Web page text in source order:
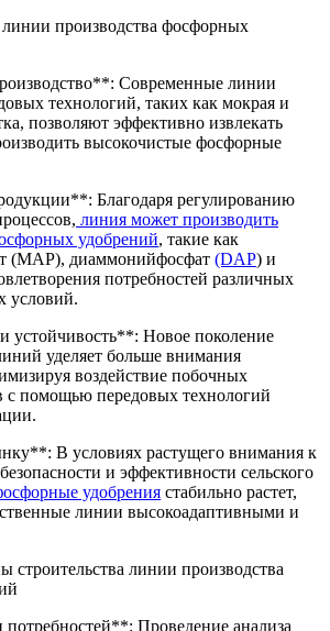
производства фосфорных
Современные линии
технологий, таких как мокрая и
позволяют эффективно извлекать
высокочистые фосфорные
Благодаря регулированию
линия может производить
удобрений, такие как
(MAP), диаммонийфосфат (DAP) и
потребностей различных
условий.
устойчивость**: Новое поколение
уделяет больше внимания
воздействие побочных
с помощью передовых технологий
В условиях растущего внимания к
и эффективности сельского
удобрения стабильно растет,
линии высокоадаптивными и
строительства линии производства
Проведение анализа